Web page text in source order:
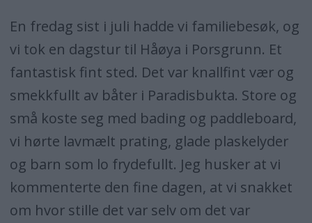
En fredag sist i juli hadde vi familiebesøk, og
vi tok en dagstur til Håøya i Porsgrunn. Et
fantastisk fint sted. Det var knallfint vær og
smekkfullt av båter i Paradisbukta. Store og
små koste seg med bading og paddleboard,
vi hørte lavmælt prating, glade plaskelyder
og barn som lo frydefullt. Jeg husker at vi
kommenterte den fine dagen, at vi snakket
om hvor stille det var selv om det var